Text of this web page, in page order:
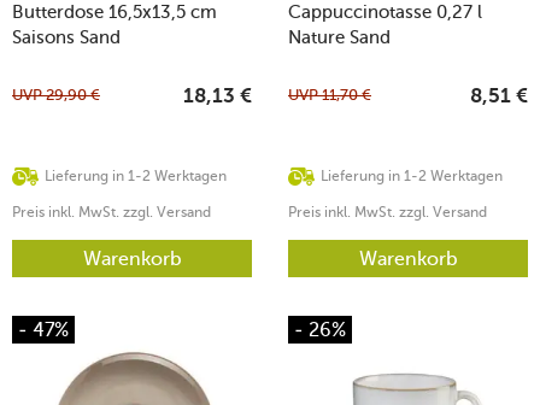
Butterdose 16,5x13,5 cm
Saisons Sand
Lieferung in 1-2 Werktagen
UVP29,90 € 18,13 €
Preis inkl. MwSt. zzgl. Versand
Warenkorb
Cappuccinotasse 0,27 l
Nature Sand
Lieferung in 1-2 Werktagen
UVP11,70 € 8,51 €
Preis inkl. MwSt. zzgl. Versand
Warenkorb
- 47% - 26%